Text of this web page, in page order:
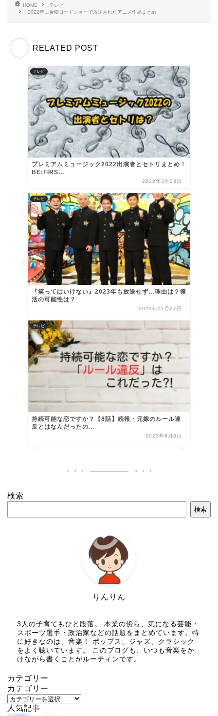
HOME
テレビ
2022年に金曜ロードショーで放送されたアニメ作品まとめ
RELATED POST
テレビ
プレミアムミュージック2022出演者とセトリまとめ！
BE:FIRS...
2022年3月23日
テレビ
『笑ってはいけない』2023年も放送せず…理由は？復
活の可能性は？
2023年11月27日
テレビ
持続可能な恋ですか？【8話】続報・元嫁のルール違
反とはなんだったの...
2022年6月8日
検索
検索
りんりん
3人の子育てもひと段落。 本業の傍ら、気になる芸能・
スポーツ選手・政治家などの話題をまとめています。特
に好きなのは、音楽！ ポップス、ジャズ、クラシック
をよく聴いています。 このブログも、いつも音楽をか
けながら書くことがルーティンです。
カテゴリー
カテゴリー
人気記事